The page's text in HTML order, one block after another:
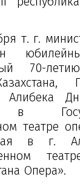
т. г.
70-
Алибека
театре
в г.
Опера».